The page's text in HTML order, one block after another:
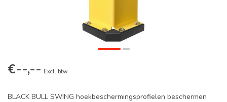
€--,-- Excl. btw
BLACK BULL SWING hoekbeschermingsprofielen beschermen